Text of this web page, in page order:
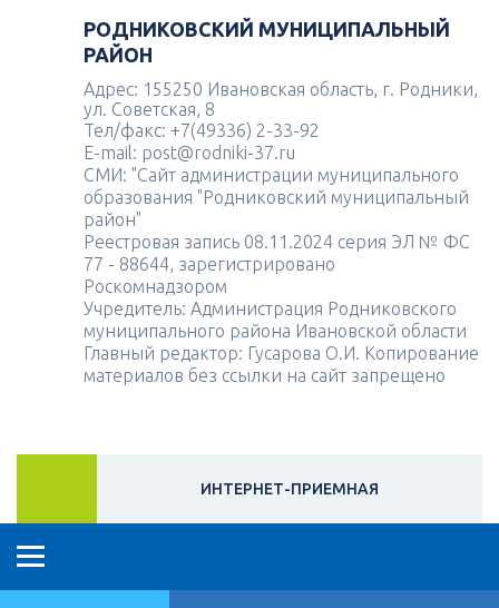
РОДНИКОВСКИЙ МУНИЦИПАЛЬНЫЙ
РАЙОН
Адрес: 155250 Ивановская область, г. Родники,
ул. Советская, 8
Тел/факс: +7(49336) 2-33-92
E-mail: post@rodniki-37.ru
СМИ: "Сайт администрации муниципального
образования "Родниковский муниципальный
район"
Реестровая запись 08.11.2024 серия ЭЛ № ФС
77 - 88644, зарегистрировано
Роскомнадзором
Учредитель: Администрация Родниковского
муниципального района Ивановской области
Главный редактор: Гусарова О.И. Копирование
материалов без ссылки на сайт запрещено
ИНТЕРНЕТ-ПРИЕМНАЯ